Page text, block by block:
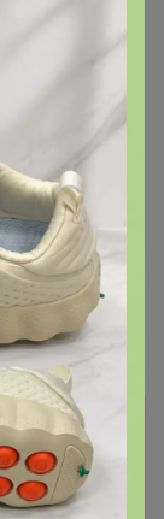
сплюшка
45 см,